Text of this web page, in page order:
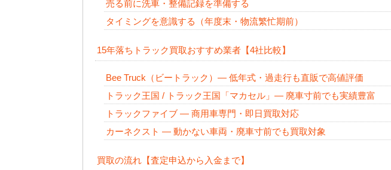
売る前に洗車・整備記録を準備する
タイミングを意識する（年度末・物流繁忙期前）
15年落ちトラック買取おすすめ業者【4社比較】
Bee Truck（ビートラック）— 低年式・過走行も直販で高値評価
トラック王国 / トラック王国「マカセル」— 廃車寸前でも実績豊富
トラックファイブ — 商用車専門・即日買取対応
カーネクスト — 動かない車両・廃車寸前でも買取対象
買取の流れ【査定申込から入金まで】